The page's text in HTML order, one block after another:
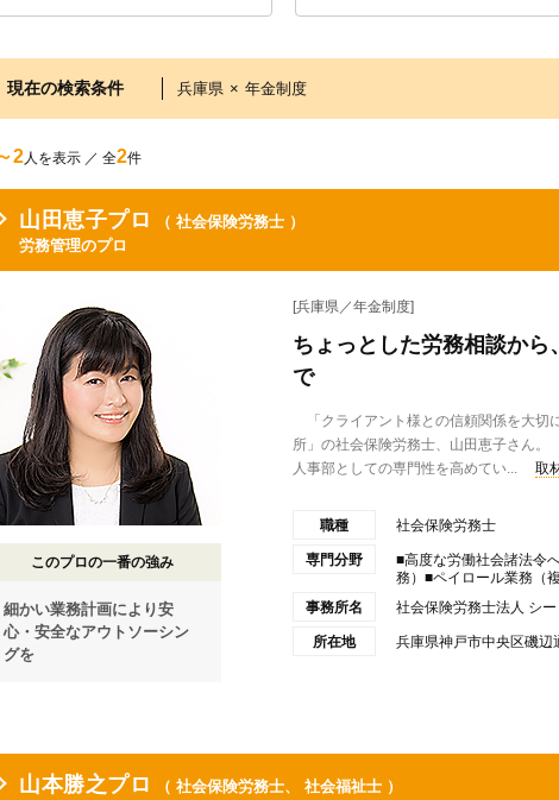
現在の検索条件 兵庫県 × 年金制度
2人を表示 ／ 全2件
山田恵子プロ
（ 社会保険労務士 ）
労務管理のプロ
このプロの一番の強み
細かい業務計画により安
心・安全なアウトソーシン
グを
[兵庫県／年金制度]
ちょっとした労務相談から
で
「クライアント様との信頼関係を大切
所」の社会保険労務士、山田恵子さん
人事部としての専門性を高めてい...
取
職種 社会保険労務士
専門分野
■高度な労働社会諸法令
務）■ペイロール業務（
事務所名
社会保険労務士法人 シ
所在地 兵庫県神戸市中央区磯
山本勝之プロ
（ 社会保険労務士、 社会福祉士 ）